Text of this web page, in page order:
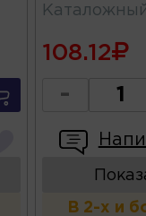
108.12
-
В 2-х и